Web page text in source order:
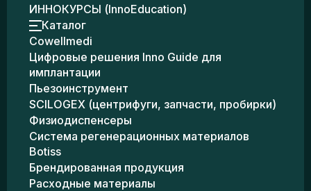
ИННОКУРСЫ (InnoEducation)
Каталог
Cowellmedi
Цифровые решения Inno Guide для
имплантации
Пьезоинструмент
SCILOGEX (центрифуги, запчасти, пробирки)
Физиодиспенсеры
Система регенерационных материалов
Botiss
Брендированная продукция
Расходные материалы